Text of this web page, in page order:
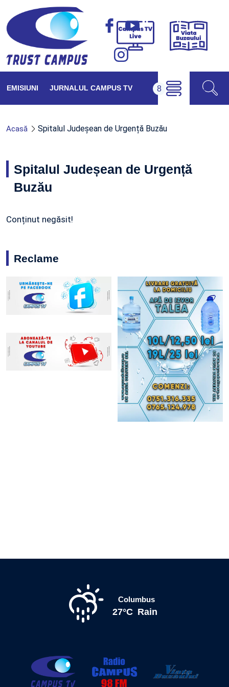
Campus
Viața
EMISIUNI JURNALUL CAMPUS TV
Acasă Spitalul Judeșean de Urgență Buzău
Spitalul Judeșean de Urgență
Buzău
Conținut negăsit!
Reclame
Columbus
27°C Rain